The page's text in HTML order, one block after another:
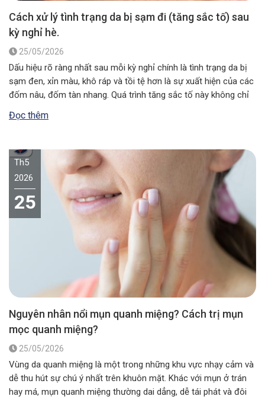
Cách xử lý tình trạng da bị sạm đi (tăng sắc tố) sau
kỳ nghỉ hè.
25/05/2026
Dấu hiệu rõ ràng nhất sau mỗi kỳ nghỉ chính là tình trạng da bị
sạm đen, xỉn màu, khô ráp và tồi tệ hơn là sự xuất hiện của các
đốm nâu, đốm tàn nhang. Quá trình tăng sắc tố này không chỉ
Đọc thêm
Th5
2026
25
Nguyên nhân nổi mụn quanh miệng? Cách trị mụn
mọc quanh miệng?
25/05/2026
Vùng da quanh miệng là một trong những khu vực nhạy cảm và
dễ thu hút sự chú ý nhất trên khuôn mặt. Khác với mụn ở trán
hay má, mụn quanh miệng thường dai dẳng, dễ tái phát và đôi